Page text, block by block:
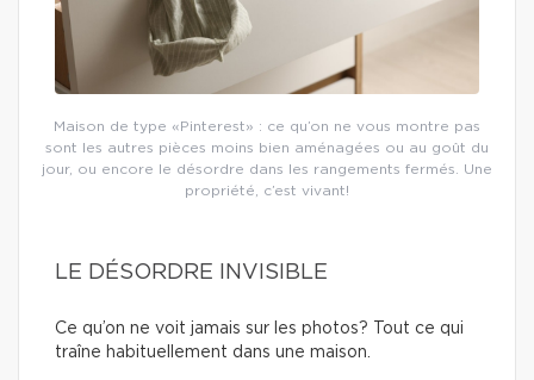
Maison de type «Pinterest» : ce qu’on ne vous montre pas
sont les autres pièces moins bien aménagées ou au goût du
jour, ou encore le désordre dans les rangements fermés. Une
propriété, c’est vivant!
LE DÉSORDRE INVISIBLE
Ce qu’on ne voit jamais sur les photos? Tout ce qui
traîne habituellement dans une maison.